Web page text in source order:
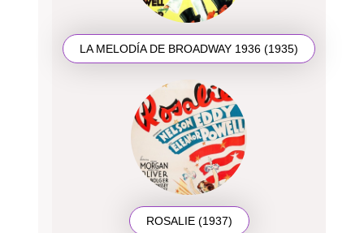
LA MELODÍA DE BROADWAY 1936 (1935)
ROSALIE (1937)